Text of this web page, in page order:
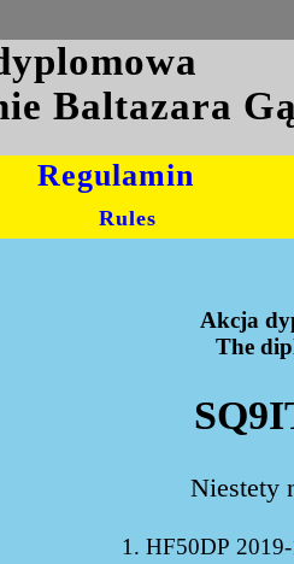
Baltazara
Regulamin
Rules
Akcja
The
Niestety
1. HF50DP